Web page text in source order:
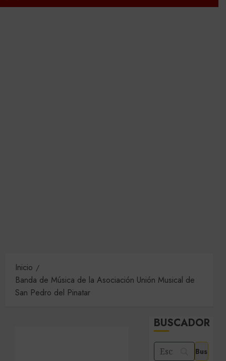
principal
Inicio
Banda de Música de la Asociación Unión Musical de
San Pedro del Pinatar
BUSCADOR